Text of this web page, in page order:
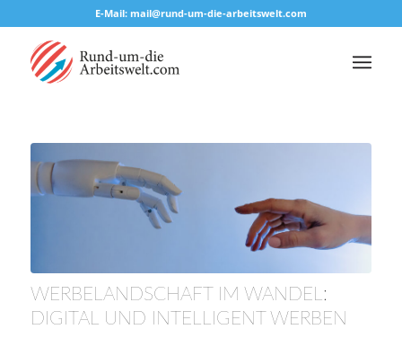
E-Mail: mail@rund-um-die-arbeitswelt.com
WERBELANDSCHAFT IM WANDEL:
DIGITAL UND INTELLIGENT WERBEN